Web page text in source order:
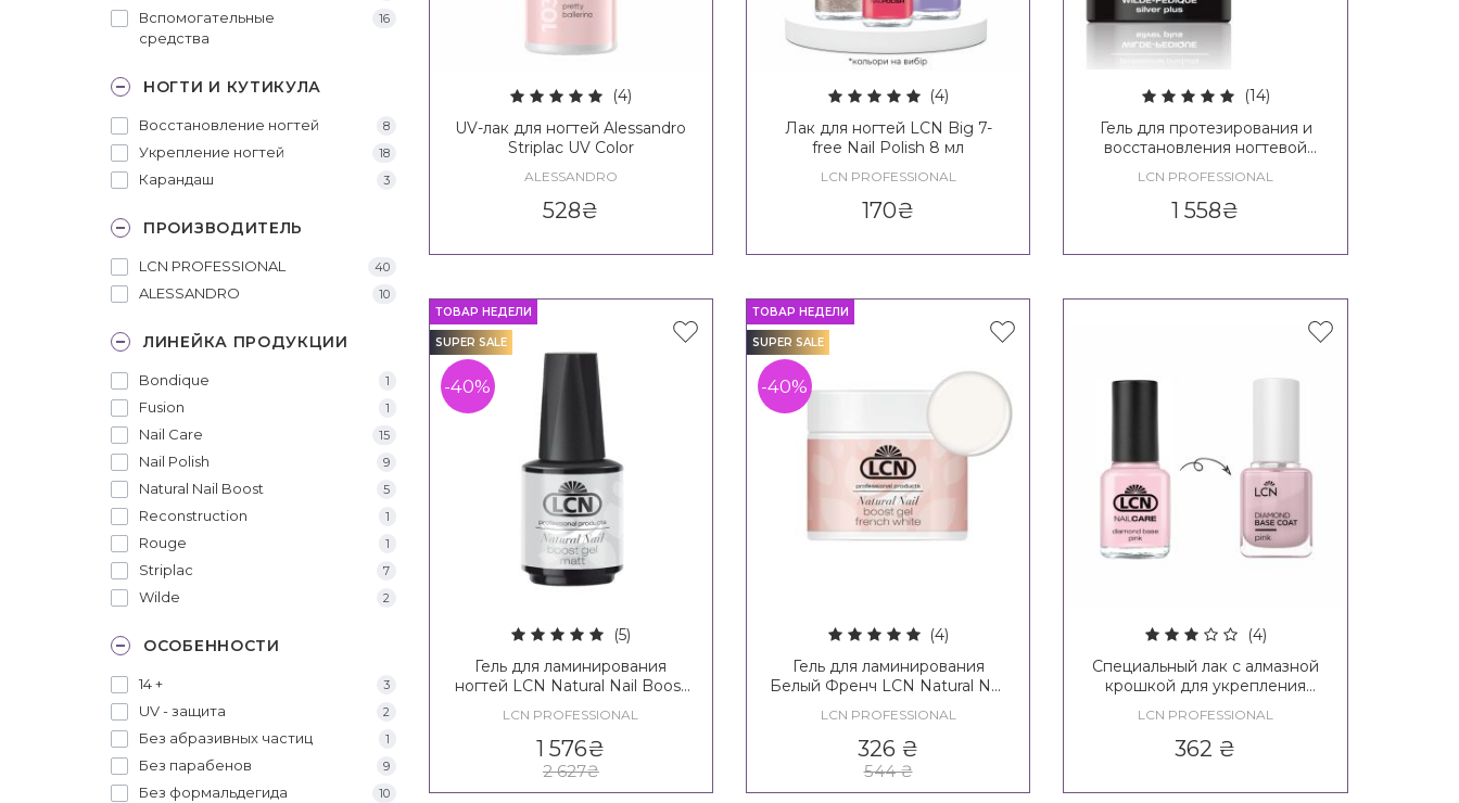
Вспомогательные
средства
16
НОГТИ И КУТИКУЛА
Восстановление ногтей 8
Укрепление ногтей 18
Карандаш 3
ПРОИЗВОДИТЕЛЬ
LCN PROFESSIONAL 40
ALESSANDRO 10
ЛИНЕЙКА ПРОДУКЦИИ
Bondique 1
Fusion 1
Nail Care 15
Nail Polish 9
Natural Nail Boost 5
Reconstruction 1
Rouge 1
Striplac 7
Wilde 2
ОСОБЕННОСТИ
14 + 3
UV - защита 2
Без абразивных частиц 1
Без парабенов 9
Без формальдегида 10
(4)
UV-лак для ногтей Alessandro
Striplac UV Color
ALESSANDRO
528₴
(4)
Лак для ногтей LCN Big 7-
free Nail Polish 8 мл
LCN PROFESSIONAL
170₴
(14)
Гель для протезирования и
восстановления ногтевой
серебром LCN WILDE-
PEDIQUE Silver Plus, 10 ml
LCN PROFESSIONAL
1 558₴
ТОВАР НЕДЕЛИ
SUPER SALE
-40%
(5)
Гель для ламинирования
ногтей LCN Natural Nail Boost
LCN PROFESSIONAL
1 576₴
2 627₴
ТОВАР НЕДЕЛИ
SUPER SALE
-40%
(4)
Гель для ламинирования
Белый Френч LCN Natural Nail
LCN PROFESSIONAL
326 ₴
544₴
(4)
Специальный лак с алмазной
крошкой для укрепления
Base Nail Care Pink
LCN PROFESSIONAL
362 ₴